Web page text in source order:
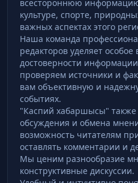
всестороннюю
культуре, спорте,
важных аспектах этого
Наша команда
редакторов уделяет
достоверности
проверяем источники и
вам объективную и
событиях.
"Каспий хабаршысы" также
обсуждения и обмена
возможность читателям
оставлять комментарии и
Мы ценим разнообразие
конструктивные дискуссии.